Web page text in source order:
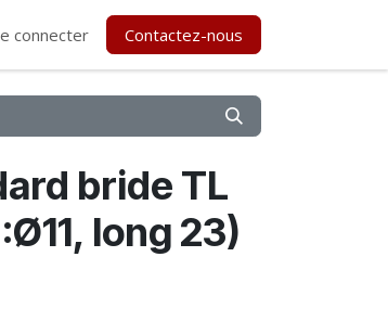
connecter Contactez-nous
bride TL
long 23)